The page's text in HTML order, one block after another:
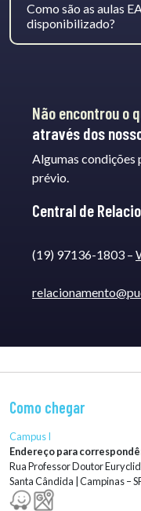
Como são as aulas
disponibilizado?
Não encontrou o
através dos
Algumas condições
prévio.
Central de
(19) 97136-1803 –
Como chegar
Campus I
Endereço para
Rua Professor Doutor
Santa Cândida | Campinas –